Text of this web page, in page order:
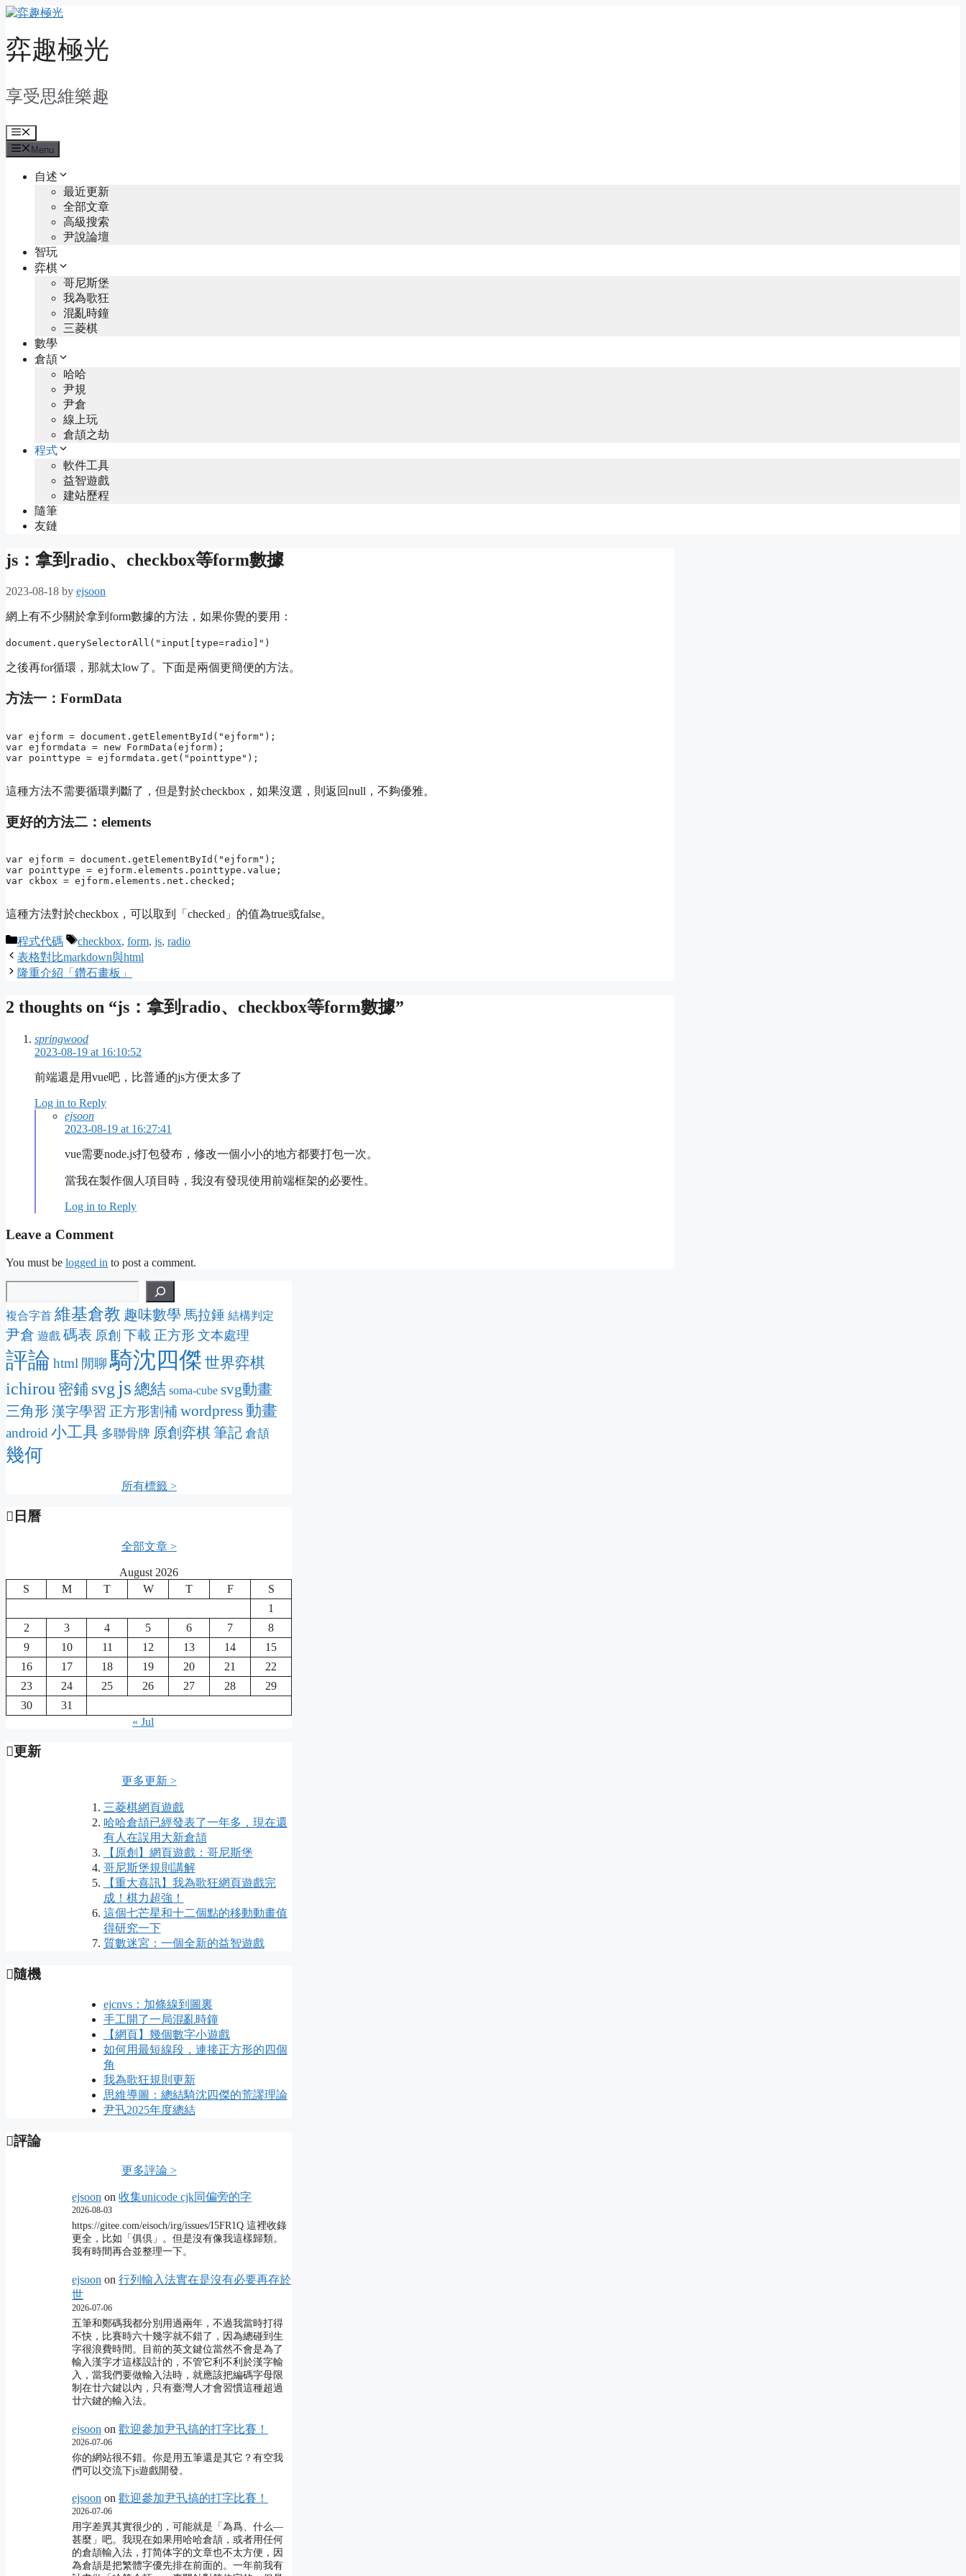
Skip
content
弈趣極光
享受思維樂趣
Menu
Menu
自述
最近更新
全部文章
高級搜索
尹說論壇
智玩
弈棋
哥尼斯堡
我為歌狂
混亂時鐘
三菱棋
數學
倉頡
哈哈
尹規
尹倉
線上玩
倉頡之劫
程式
軟件工具
益智遊戲
建站歷程
隨筆
友鏈
js：拿到radio、checkbox等form數據
2023-08-18 by ejsoon
網上有不少關於拿到form數據的方法，如果你覺的要用：
document.querySelectorAll("input[type=radio]")
之後再for循環，那就太low了。下面是兩個更簡便的方法。
方法一：FormData
var ejform = document.getElementById("ejform");
var ejformdata = new FormData(ejform);
var pointtype = ejformdata.get("pointtype");
這種方法不需要循環判斷了，但是對於checkbox，如果沒選，則返回null，不夠優雅。
更好的方法二：elements
var ejform = document.getElementById("ejform");
var pointtype = ejform.elements.pointtype.value;
var ckbox = ejform.elements.net.checked;
這種方法對於checkbox，可以取到「checked」的值為true或false。
Categories
程式代碼 Tags
checkbox, form, js, radio
表格對比markdown與html
隆重介紹「鑽石畫板」
2 thoughts on “js：拿到radio、checkbox等form數據”
springwood
2023-08-19 at 16:10:52
前端還是用vue吧，比普通的js方便太多了
Log in to Reply
ejsoon
2023-08-19 at 16:27:41
vue需要node.js打包發布，修改一個小小的地方都要打包一次。
當我在製作個人項目時，我沒有發現使用前端框架的必要性。
Log in to Reply
Leave a Comment
You must be logged in to post a comment.
複合字首 維基倉教 趣味數學 馬拉錘 結構判定
尹倉 遊戲 碼表 原創 下載 正方形 文本處理
評論 html 閒聊 騎沈四傑 世界弈棋
ichirou 密鋪 svg js 總結 soma-cube svg動畫
三角形 漢字學習 正方形割補 wordpress動畫
android 小工具 多聯骨牌 原創弈棋筆記 倉頡
幾何
所有標籤 >
日曆
全部文章 >
August 2026
S
M T W T F
S
1
2
3 4 5 6 7
8
9
10 11 12 13 14
15
16
17 18 19 20 21
22
23
24 25 26 27 28
29
30
31
« Jul
更新
更多更新 >
三菱棋網頁遊戲
哈哈倉頡已經發表了一年多，現在還
有人在誤用大新倉頡
【原創】網頁遊戲：哥尼斯堡
哥尼斯堡規則講解
【重大喜訊】我為歌狂網頁遊戲完
成！棋力超強！
這個七芒星和十二個點的移動動畫值
得研究一下
質數迷宮：一個全新的益智遊戲
隨機
ejcnvs：加條線到圖裏
手工開了一局混亂時鐘
【網頁】幾個數字小遊戲
如何用最短線段，連接正方形的四個
角
我為歌狂規則更新
思維導圖：總結騎沈四傑的荒謬理論
尹卂2025年度總結
評論
更多評論 >
ejsoon on 收集unicode cjk同偏旁的字
2026-08-03
https://gitee.com/eisoch/irg/issues/I5FR1Q 這裡收錄
更全，比如「俱倶」。但是沒有像我這樣歸類。
我有時間再合並整理一下。
ejsoon on 行列輸入法實在是沒有必要再存於
世
2026-07-06
五筆和鄭碼我都分別用過兩年，不過我當時打得
不快，比賽時六十幾字就不錯了，因為總碰到生
字很浪費時間。目前的英文鍵位當然不會是為了
輸入漢字才這樣設計的，不管它利不利於漢字輸
入，當我們要做輸入法時，就應該把編碼字母限
制在廿六鍵以內，只有臺灣人才會習慣這種超過
廿六鍵的輸入法。
ejsoon on 歡迎參加尹卂搞的打字比賽！
2026-07-06
你的網站很不錯。你是用五筆還是其它？有空我
們可以交流下js遊戲開發。
ejsoon on 歡迎參加尹卂搞的打字比賽！
2026-07-06
用字差異其實很少的，可能就是「為爲、什么―
甚麼」吧。我現在如果用哈哈倉頡，或者用任何
的倉頡輸入法，打简体字的文章也不太方便，因
為倉頡是把繁體字優先排在前面的。一年前我有